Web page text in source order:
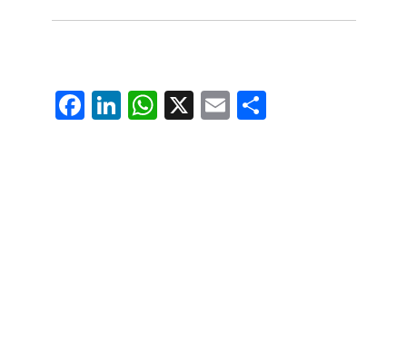
Fa
ce
Li
nk
W
ha
X E
m
Pa
rt